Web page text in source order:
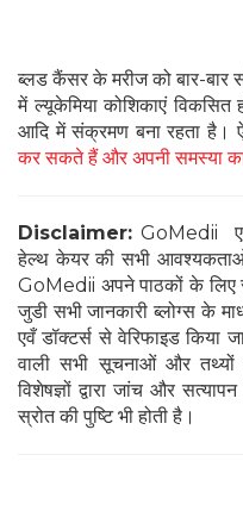
ब्लड कैंसर के मरीज को बार-बार
में ल्यूकेमिया कोशिकाएं विकसित
आदि में संक्रमण बना रहता है।
कर सकते हैं और अपनी समस्या
Disclaimer: GoMedii
हेल्थ केयर की सभी
GoMedii अपने पाठकों के लिए
जुडी सभी जानकारी ब्लोग्स के
एवँ डॉक्टर्स से वेरिफाइड किया
वाली सभी सूचनाओं और तथ्यों
विशेषज्ञों द्वारा जांच और
स्रोत की पुष्टि भी होती है।